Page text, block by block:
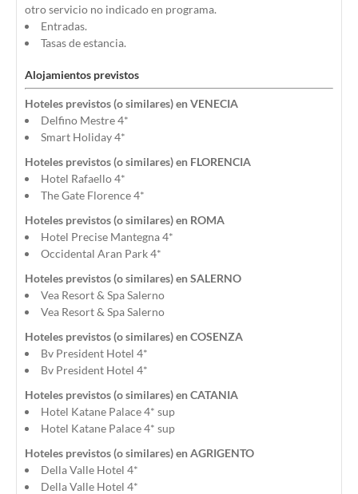
otro servicio no indicado en programa.
Entradas.
Tasas de estancia.
Alojamientos previstos
Hoteles previstos (o similares) en VENECIA
Delfino Mestre 4*
Smart Holiday 4*
Hoteles previstos (o similares) en FLORENCIA
Hotel Rafaello 4*
The Gate Florence 4*
Hoteles previstos (o similares) en ROMA
Hotel Precise Mantegna 4*
Occidental Aran Park 4*
Hoteles previstos (o similares) en SALERNO
Vea Resort & Spa Salerno
Vea Resort & Spa Salerno
Hoteles previstos (o similares) en COSENZA
Bv President Hotel 4*
Bv President Hotel 4*
Hoteles previstos (o similares) en CATANIA
Hotel Katane Palace 4* sup
Hotel Katane Palace 4* sup
Hoteles previstos (o similares) en AGRIGENTO
Della Valle Hotel 4*
Della Valle Hotel 4*